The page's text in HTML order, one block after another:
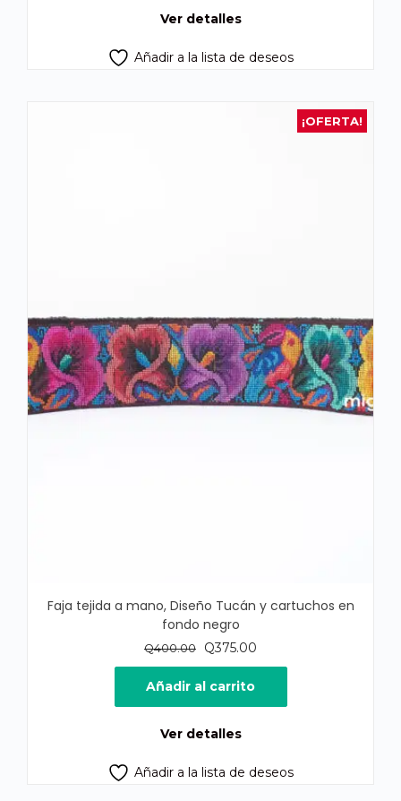
Ver detalles
Añadir a la lista de deseos
¡OFERTA!
Faja tejida a mano, Diseño Tucán y cartuchos en
fondo negro
Q400.00
El
precio
original
era:
Q375.00
precio
es:
Añadir al carrito
Ver detalles
Añadir a la lista de deseos